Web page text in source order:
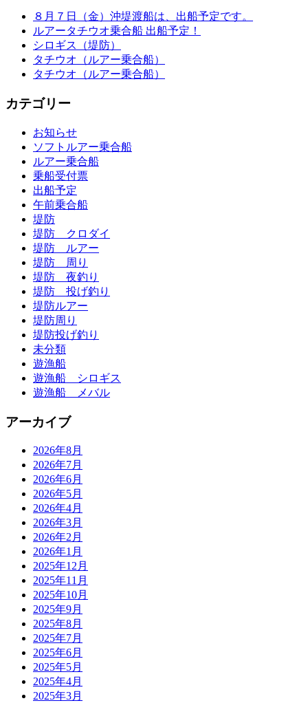
８月７日（金）沖堤渡船は、出船予定です。
ルアータチウオ乗合船 出船予定！
シロギス（堤防）
タチウオ（ルアー乗合船）
タチウオ（ルアー乗合船）
カテゴリー
お知らせ
ソフトルアー乗合船
ルアー乗合船
乗船受付票
出船予定
午前乗合船
堤防
堤防 クロダイ
堤防 ルアー
堤防 周り
堤防 夜釣り
堤防 投げ釣り
堤防ルアー
堤防周り
堤防投げ釣り
未分類
遊漁船
遊漁船 シロギス
遊漁船 メバル
アーカイブ
2026年8月
2026年7月
2026年6月
2026年5月
2026年4月
2026年3月
2026年2月
2026年1月
2025年12月
2025年11月
2025年10月
2025年9月
2025年8月
2025年7月
2025年6月
2025年5月
2025年4月
2025年3月